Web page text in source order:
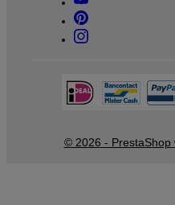
© 2026 - PrestaShop